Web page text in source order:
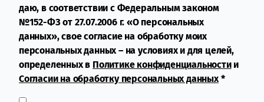
даю, в соответствии с Федеральным законом
№152-ФЗ от 27.07.2006 г. «О персональных
данных», свое согласие на обработку моих
персональных данных – на условиях и для целей,
определенных в Политике конфиденциальностии
Согласии на обработку персональных данных*